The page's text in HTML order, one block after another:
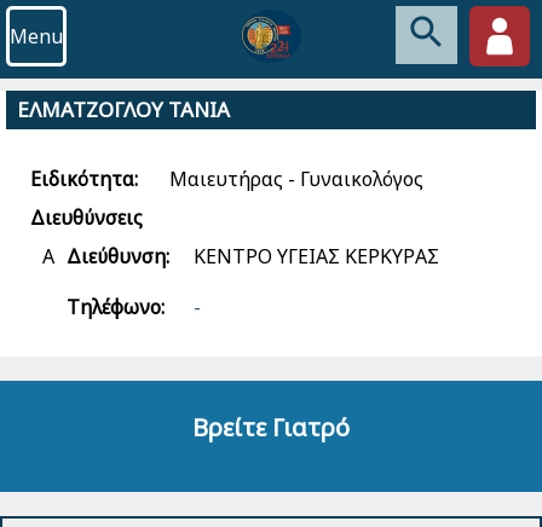
Menu
ΕΛΜΑΤΖΟΓΛΟΥ ΤΑΝΙΑ
Ειδικότητα:
Μαιευτήρας - Γυναικολόγος
Διευθύνσεις
Α Διεύθυνση:
ΚΕΝΤΡΟ ΥΓΕΙΑΣ ΚΕΡΚΥΡΑΣ
Τηλέφωνο:
-
Βρείτε Γιατρό